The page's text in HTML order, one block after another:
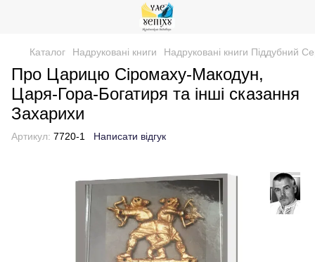
Каталог Надруковані книги Надруковані книги Піддубний
Про Царицю Сіромаху-Макодун,
Царя-Гора-Богатиря та інші сказання
Захарихи
Артикул: 7720-1 Написати відгук